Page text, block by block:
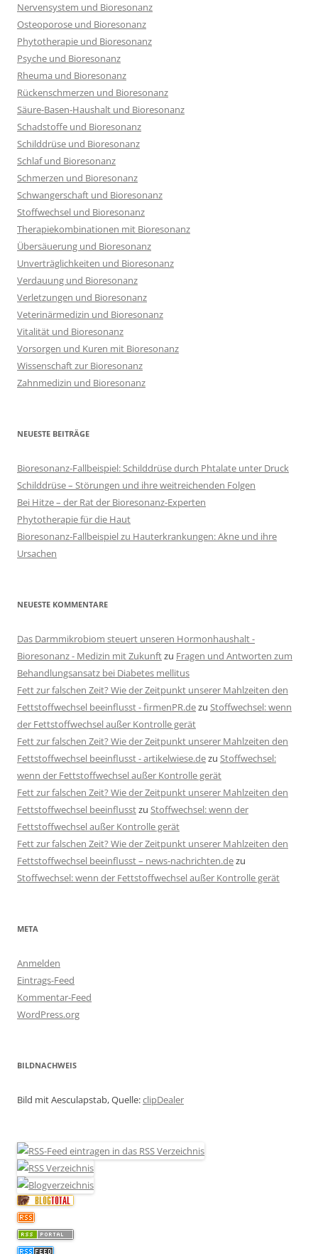
Nervensystem und Bioresonanz
Osteoporose und Bioresonanz
Phytotherapie und Bioresonanz
Psyche und Bioresonanz
Rheuma und Bioresonanz
Rückenschmerzen und Bioresonanz
Säure-Basen-Haushalt und Bioresonanz
Schadstoffe und Bioresonanz
Schilddrüse und Bioresonanz
Schlaf und Bioresonanz
Schmerzen und Bioresonanz
Schwangerschaft und Bioresonanz
Stoffwechsel und Bioresonanz
Therapiekombinationen mit Bioresonanz
Übersäuerung und Bioresonanz
Unverträglichkeiten und Bioresonanz
Verdauung und Bioresonanz
Verletzungen und Bioresonanz
Veterinärmedizin und Bioresonanz
Vitalität und Bioresonanz
Vorsorgen und Kuren mit Bioresonanz
Wissenschaft zur Bioresonanz
Zahnmedizin und Bioresonanz
NEUESTE BEITRÄGE
Bioresonanz-Fallbeispiel: Schilddrüse durch Phtalate unter Druck
Schilddrüse – Störungen und ihre weitreichenden Folgen
Bei Hitze – der Rat der Bioresonanz-Experten
Phytotherapie für die Haut
Bioresonanz-Fallbeispiel zu Hauterkrankungen: Akne und ihre
Ursachen
NEUESTE KOMMENTARE
Das Darmmikrobiom steuert unseren Hormonhaushalt -
Bioresonanz - Medizin mit Zukunftzu Fragen und Antworten zum
Behandlungsansatz bei Diabetes mellitus
Fett zur falschen Zeit? Wie der Zeitpunkt unserer Mahlzeiten den
Fettstoffwechsel beeinflusst - firmenPR.dezu Stoffwechsel: wenn
der Fettstoffwechsel außer Kontrolle gerät
Fett zur falschen Zeit? Wie der Zeitpunkt unserer Mahlzeiten den
Fettstoffwechsel beeinflusst - artikelwiese.dezu Stoffwechsel:
wenn der Fettstoffwechsel außer Kontrolle gerät
Fett zur falschen Zeit? Wie der Zeitpunkt unserer Mahlzeiten den
Fettstoffwechsel beeinflusstzu Stoffwechsel: wenn der
Fettstoffwechsel außer Kontrolle gerät
Fett zur falschen Zeit? Wie der Zeitpunkt unserer Mahlzeiten den
Fettstoffwechsel beeinflusst – news-nachrichten.dezu
Stoffwechsel: wenn der Fettstoffwechsel außer Kontrolle gerät
META
Anmelden
Eintrags-Feed
Kommentar-Feed
WordPress.org
BILDNACHWEIS
Bild mit Aesculapstab, Quelle:clipDealer